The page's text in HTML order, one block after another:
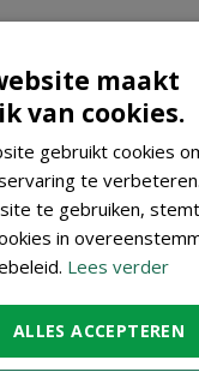
VIJVER
maakt
van cookies.
gebruikt cookies
te
te gebruiken,
in
Lees verder
ALLES ACCEPTEREN